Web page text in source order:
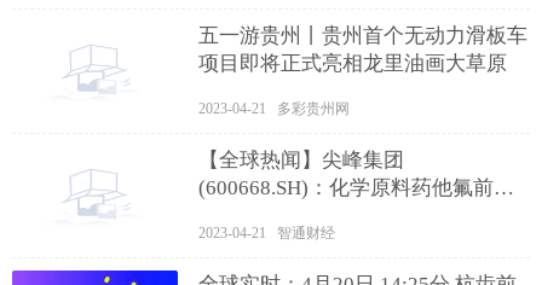
五一游贵州丨贵州首个无动力滑板车
项目即将正式亮相龙里油画大草原
2023-04-21 多彩贵州网
【全球热闻】尖峰集团
(600668.SH)：化学原料药他氟前列
2023-04-21 智通财经